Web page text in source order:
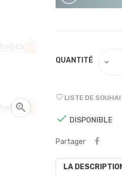

QUANTITÉ
LISTE DE
 DISPONIBLE
Partager
LA